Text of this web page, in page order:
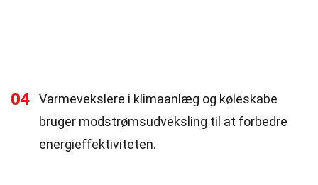
04
Varmevekslere i klimaanlæg og køleskabe
bruger modstrømsudveksling til at forbedre
energieffektiviteten.